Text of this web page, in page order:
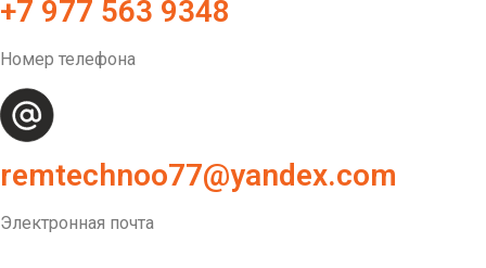
+7 977 563 9348
Номер телефона
remtechnoo77@yandex.com
Электронная почта